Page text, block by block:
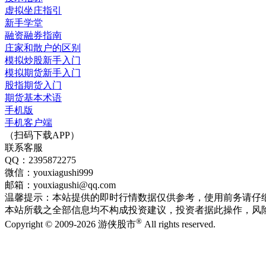
虚拟坐庄指引
新手学堂
融资融券指南
庄家和散户的区别
模拟炒股新手入门
模拟期货新手入门
股指期货入门
期货基本术语
手机版
手机客户端
（扫码下载APP）
联系客服
QQ：2395872275
微信：youxiagushi999
邮箱：youxiagushi@qq.com
温馨提示：本站提供的即时行情数据仅供参考，使用前务请仔
本站所载之全部信息均不构成投资建议，投资者据此操作，风
Copyright © 2009-2026 游侠股市® All rights reserved.